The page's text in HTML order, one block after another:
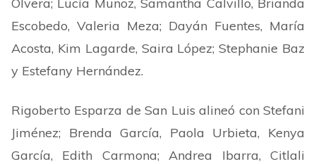
Escobedo, Valeria Meza; Dayán Fuentes, María
Acosta, Kim Lagarde, Saira López; Stephanie Baz
y Estefany Hernández.
Rigoberto Esparza de San Luis alineó con Stefani
Jiménez; Brenda García, Paola Urbieta, Kenya
García, Edith Carmona; Andrea Ibarra, Citlali